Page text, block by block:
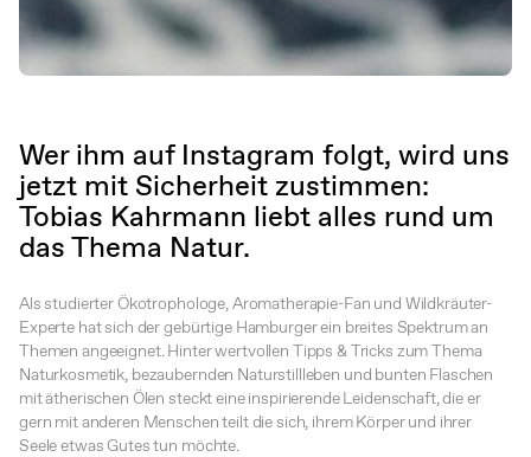
Wer ihm auf Instagram folgt, wird uns
jetzt mit Sicherheit zustimmen:
Tobias Kahrmann liebt alles rund um
das Thema Natur.
Als studierter Ökotrophologe, Aromatherapie-Fan und Wildkräuter-
Experte hat sich der gebürtige Hamburger ein breites Spektrum an
Themen angeeignet. Hinter wertvollen Tipps & Tricks zum Thema
Naturkosmetik, bezaubernden Naturstillleben und bunten Flaschen
mit ätherischen Ölen steckt eine inspirierende Leidenschaft, die er
gern mit anderen Menschen teilt die sich, ihrem Körper und ihrer
Seele etwas Gutes tun möchte.